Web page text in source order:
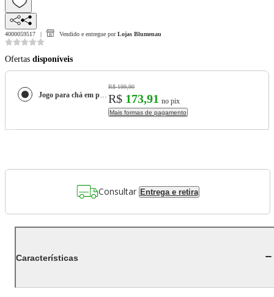
4000059517 Vendido e entregue por Lojas Blumenau
Ofertas disponíveis
Jogo para chá em porcelana Wolff 18057 Paddy 3 peças
R$ 199,90
R$ 173,91 no pix
Mais formas de pagamento
Consultar Entrega e retira
Características